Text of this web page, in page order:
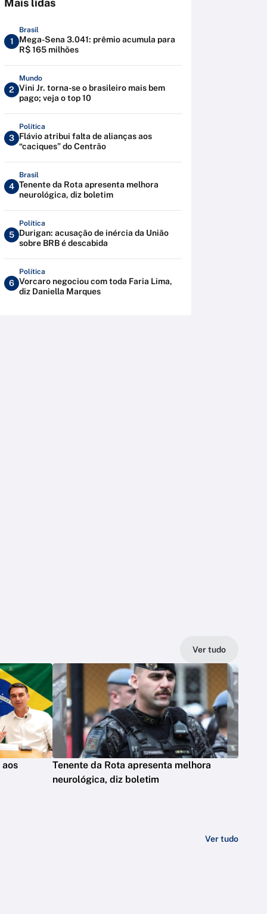
Mais lidas
1
Brasil
Mega-Sena 3.041: prêmio acumula para
R$ 165 milhões
2
Mundo
Vini Jr. torna-se o brasileiro mais bem
pago; veja o top 10
3
Política
Flávio atribui falta de alianças aos
“caciques” do Centrão
4
Brasil
Tenente da Rota apresenta melhora
neurológica, diz boletim
5
Política
Durigan: acusação de inércia da União
sobre BRB é descabida
6
Política
Vorcaro negociou com toda Faria Lima,
diz Daniella Marques
Ver tudo
Tenente da Rota apresenta melhora
neurológica, diz boletim
Ver tudo